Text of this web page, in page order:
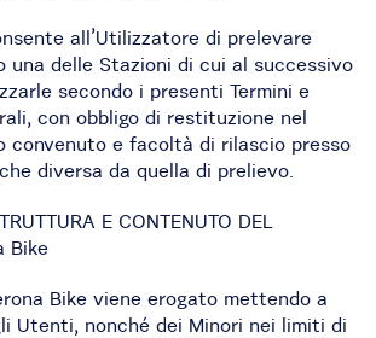
all’Utilizzatore di prelevare
una delle Stazioni di cui al successivo
secondo i presenti Termini e
con obbligo di restituzione nel
convenuto e facoltà di rilascio presso
diversa da quella di prelievo.
E CONTENUTO DEL
Bike
Bike viene erogato mettendo a
Utenti, nonché dei Minori nei limiti di